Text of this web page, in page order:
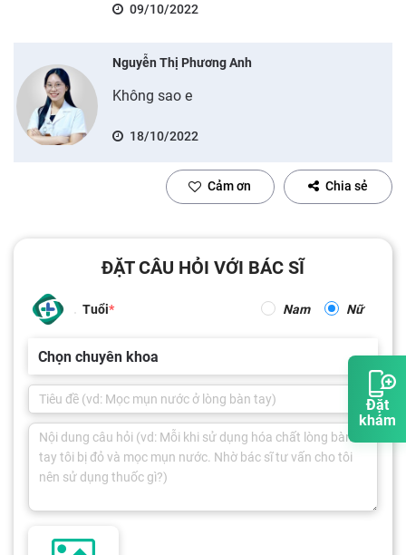
Đặt
khám
09/10/2022
Nguyễn Thị Phương Anh
Không sao e
18/10/2022
Cảm ơn Chia sẻ
ĐẶT CÂU HỎI VỚI BÁC SĨ
Tuổi Nam Nữ
Chọn chuyên khoa